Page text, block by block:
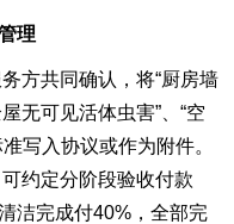
理
方共同确认，将“厨房墙
无可见活体虫害”、“空
写入协议或作为附件。
约定分阶段验收付款
洁完成付40%，全部完